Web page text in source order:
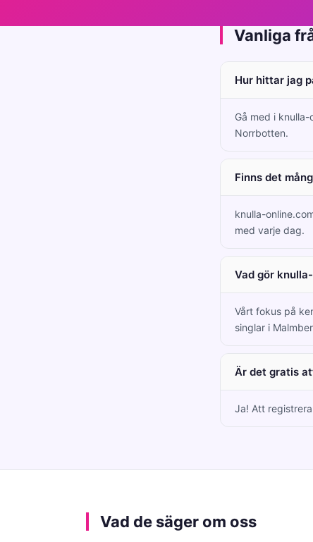
Vanliga
Hur hittar jag
Gå med i
Norrbotten.
Finns det
knulla-
med varje dag.
Vad gör
Vårt fokus på
singlar i
Är det gratis
Ja! Att
Vad de säger om oss